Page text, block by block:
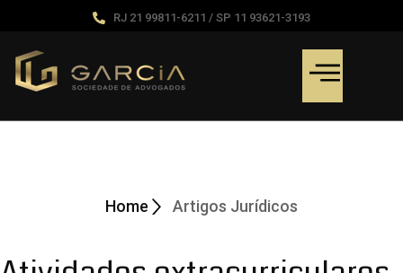
RJ 21 99811-6211 / SP 11 93621-3193
Home Artigos Jurídicos